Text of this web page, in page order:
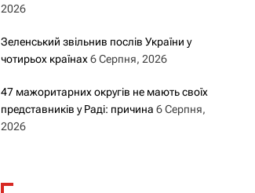
2026
Зеленський звільнив послів України у
чотирьох країнах 6 Серпня, 2026
47 мажоритарних округів не мають своїх
представників у Раді: причина 6 Серпня,
2026